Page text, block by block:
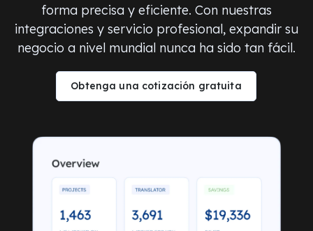
forma precisa y eficiente. Con nuestras
integraciones y servicio profesional, expandir su
negocio a nivel mundial nunca ha sido tan fácil.
Obtenga una cotización gratuita